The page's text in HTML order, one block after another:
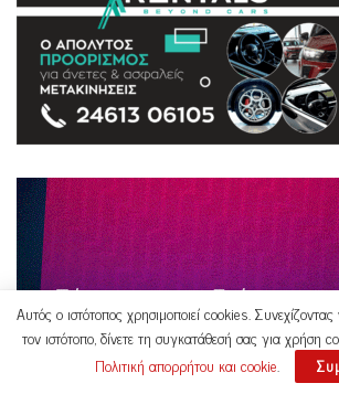
Αυτός ο ιστότοπος χρησιμοποιεί cookies.
τον ιστότοπο, δίνετε τη συγκατάθεσή σας για χρήση
Πολιτική απορρήτου και cookie.